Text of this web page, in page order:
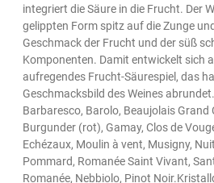
integriert die Säure in die Frucht. Der
gelippten Form spitz auf die Zunge
Geschmack der Frucht und der süß
Komponenten. Damit entwickelt sich
aufregendes Frucht-Säurespiel, das
Geschmacksbild des Weines
Barbaresco, Barolo, Beaujolais Grand
Burgunder (rot), Gamay, Clos de
Echézaux, Moulin à vent, Musigny,
Pommard, Romanée Saint Vivant,
Romanée, Nebbiolo, Pinot